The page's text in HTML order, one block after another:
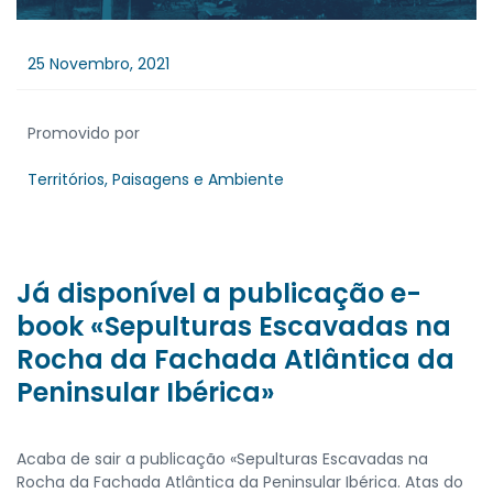
25 Novembro, 2021
Promovido por
Territórios, Paisagens e Ambiente
Já disponível a publicação e-
book «Sepulturas Escavadas na
Rocha da Fachada Atlântica da
Peninsular Ibérica»
Acaba de sair a publicação «Sepulturas Escavadas na
Rocha da Fachada Atlântica da Peninsular Ibérica. Atas do